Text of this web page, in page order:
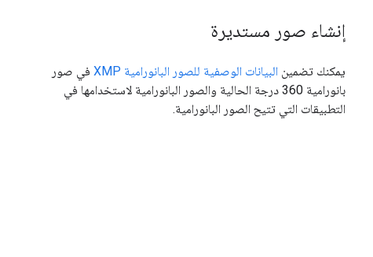
إنشاء صور مستديرة
يمكنك تضمين البيانات الوصفية للصور البانورامية XMP
في صور
بانورامية 360 درجة الحالية والصور البانورامية لاستخدامها في
التطبيقات التي تتيح الصور البانورامية.